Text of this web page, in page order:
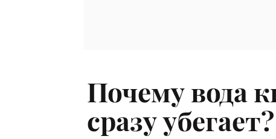
Почему вода
сразу убегает?